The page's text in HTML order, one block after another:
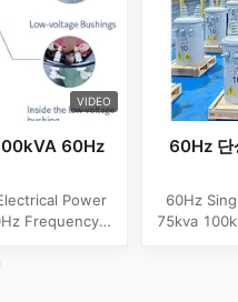
VIDEO
60Hz
Power
Frequency
Application
60Hz
60Hz
75kva